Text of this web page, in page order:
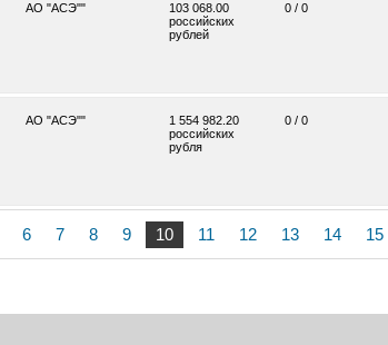
АО "АСЭ""
103 068.00
российских
рублей
0 / 0
АО "АСЭ""
1 554 982.20
российских
рубля
0 / 0
6 7 8 9 10 11 12 13 14 15